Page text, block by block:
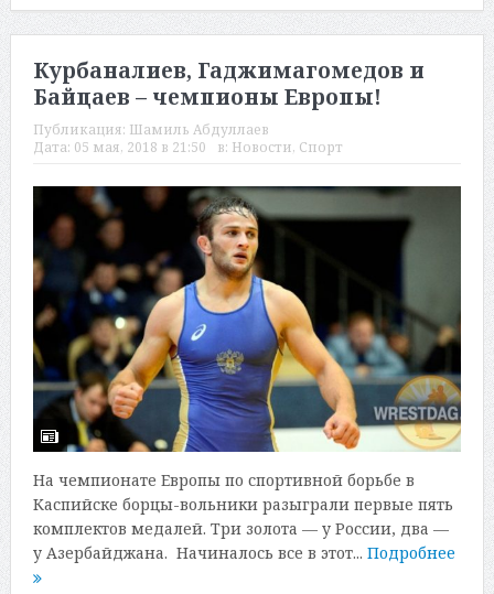
Курбаналиев, Гаджимагомедов и
Байцаев – чемпионы Европы!
Публикация: Шамиль Абдуллаев
Дата: 05 мая, 2018 в 21:50 в: Новости, Спорт
На чемпионате Европы по спортивной борьбе в
Каспийске борцы-вольники разыграли первые пять
комплектов медалей. Три золота — у России, два —
у Азербайджана. Начиналось все в этот... Подробнее